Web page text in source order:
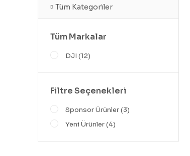
Tüm Kategoriler
Tüm Markalar
DJI (12)
Filtre Seçenekleri
Sponsor Ürünler (3)
Yeni Ürünler (4)